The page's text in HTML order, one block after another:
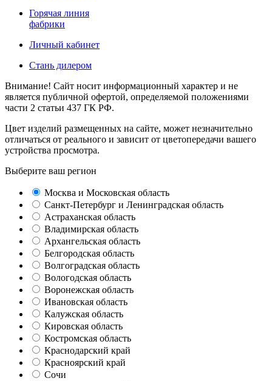
Горячая линия
фабрики
Личный кабинет
Стань дилером
Внимание! Сайт носит информационный характер и не
является публичной офертой, определяемой положениями
части 2 статьи 437 ГК РФ.
Цвет изделий размещенных на сайте, может незначительно
отличаться от реального и зависит от цветопередачи вашего
устройства просмотра.
Выберите ваш регион
Москва и Московская область
Санкт-Петербург и Ленинградская область
Астраханская область
Владимирская область
Архангельская область
Белгородская область
Волгоградская область
Вологодская область
Воронежская область
Ивановская область
Калужская область
Кировская область
Костромская область
Краснодарский край
Красноярский край
Сочи